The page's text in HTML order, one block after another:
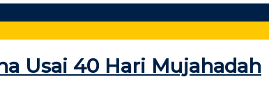
Usai 40 Hari Mujahadah